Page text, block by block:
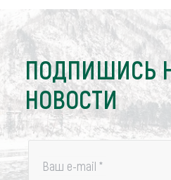
ПОДПИШИСЬ
НОВОСТИ
Ваш e-mail *